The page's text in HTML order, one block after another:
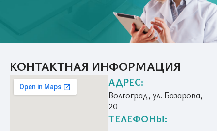
КОНТАКТНАЯ ИНФОРМАЦИЯ
АДРЕС:
Волгоград, ул. Базарова,
20
ТЕЛЕФОНЫ: